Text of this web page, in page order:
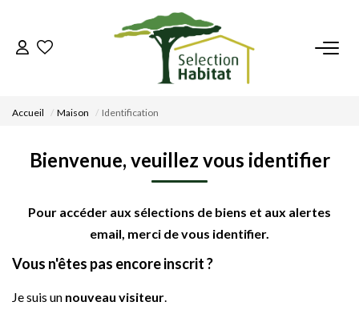
ACCUEIL
VENDRE UN BIEN
NOUS REJOINDRE
Accueil Maison Identification
Bienvenue, veuillez vous identifier
Pour accéder aux sélections de biens et aux alertes
email, merci de vous identifier.
Vous n'êtes pas encore inscrit ?
Je suis un nouveau visiteur.